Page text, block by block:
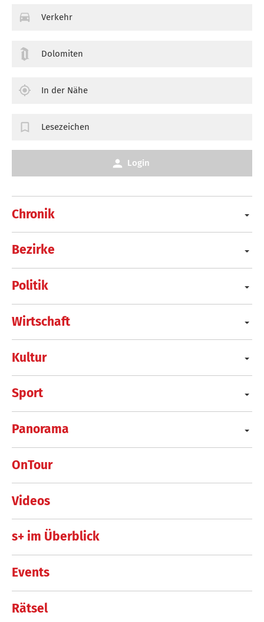
Chronik
Bezirke
Politik
Wirtschaft
Kultur
Sport
Panorama
OnTour
Videos
s+ im Überblick
Events
Rätsel
Verkehr
Dolomiten
In der Nähe
Lesezeichen
Login